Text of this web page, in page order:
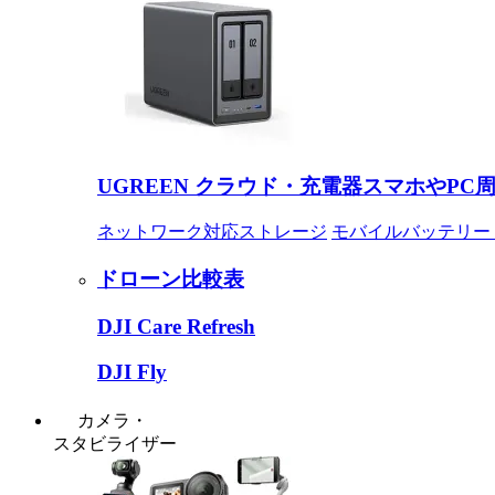
UGREEN クラウド・充電器スマホやPC
ネットワーク対応ストレージ モバイルバッテリー
ドローン比較表
DJI Care Refresh
DJI Fly
カメラ・
スタビライザー